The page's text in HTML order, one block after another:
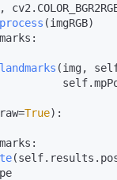
cv2.
process (imgRGB)
:
(img,
                                           self.
True):
:
(self. results .